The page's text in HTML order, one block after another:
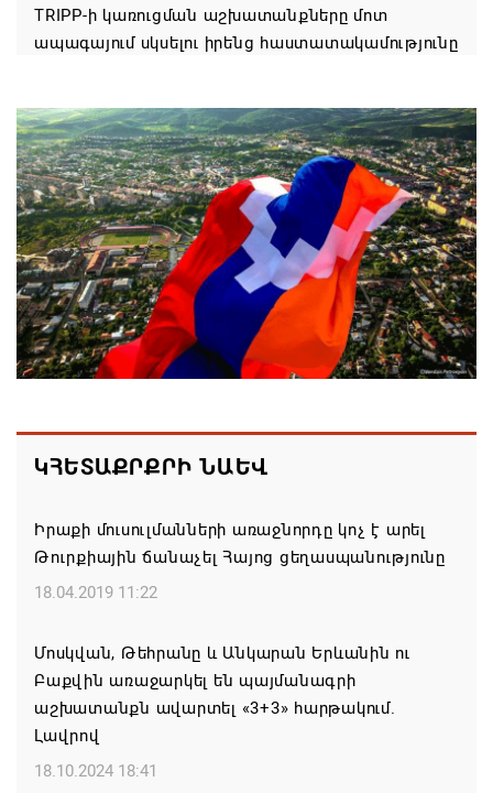
TRIPP-ի կառուցման աշխատանքները մոտ
ապագայում սկսելու իրենց հաստատակամությունը
Փաշինյանն ու Ալիևը հեռախոսազրույց են ունեցել․
քննարկվել է TRIPP երթուղու նախագծի
իրականացումը
08.08.2026 12:32
Մաքսիմ Հակոբյանն այսօր կդառնար 77
տարեկան
08.08.2026 09:40
մտահոգություն է հայտնել Եկեղեցու շուրջ
ստեղծված իրավիճակի հետ կապված
Միասնական աղոթք և Ամենայն Հայոց
Կաթողիկոսի հայրապետական պատգամը
07.08.2026 19:50
Ժամանակակից Բելառուսին պակասում է այն
կառավարման համակարգը, որը կար խորհրդային
ժամանակներում, հայտարարել է Ալեքսանդր
ԿՀԵՏԱՔՐՔՐԻ ՆԱԵՎ
Իրաքի մուսուլմանների առաջնորդը կոչ է արել
Թուրքիային ճանաչել Հայոց ցեղասպանությունը
18.04.2019 11:22
Մոսկվան, Թեհրանը և Անկարան Երևանին ու
Բաքվին առաջարկել են պայմանագրի
աշխատանքն ավարտել «3+3» հարթակում.
Լավրով
18.10.2024 18:41